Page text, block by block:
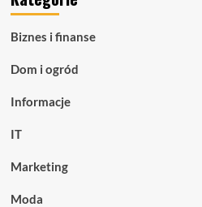
Biznes i finanse
Dom i ogród
Informacje
IT
Marketing
Moda